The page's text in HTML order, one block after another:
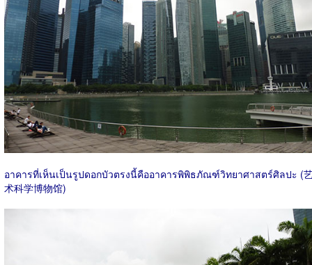
อาคารที่เห็นเป็นรูปดอกบัวตรงนี้คืออาคารพิพิธภัณฑ์วิทยาศาสตร์ศิลปะ (
术科学博物馆)